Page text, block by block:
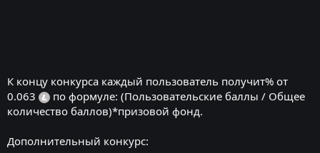
К концу конкурса каждый пользователь получит% от
0.063
по формуле: (Пользовательские баллы / Общее
количество баллов)*призовой фонд.
Дополнительный конкурс: